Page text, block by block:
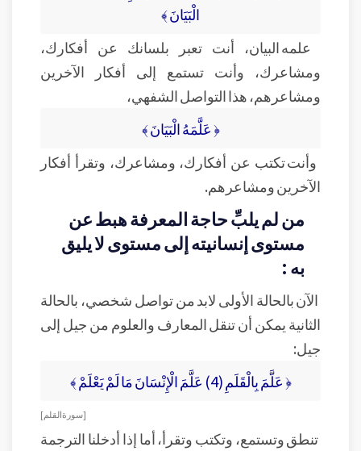
الْبَيَانَ ﴾
علمه البيان، أنت تعبر بلسانك عن أفكارك،
ومشاعرك، وأنت تستمع إلى أفكار الآخرين
ومشاعرهم، هذا التواصل الشفهي،
﴿ عَلَّمَهُ الْبَيَانَ ﴾
وأنت تكتب عن أفكارك، ومشاعرك، وتقرأ أفكار
الآخرين ومشاعرهم.
من لم يلبِّ حاجة المعرفة هبط عن
مستوى إنسانيته إلى مستوى لا يليق
به :
الآن بالحالة الأولى لابد من تواصل شخصي، بالحالة
الثانية يمكن أن تنقل المعارف والعلوم من جيل إلى
جيل:
﴿ عَلَّمَ بِالْقَلَمِ (4) عَلَّمَ الْإِنْسَانَ مَا لَمْ يَعْلَمْ ﴾
[ سورة القلم]
تنطق وتستمع، وتكتب وتقرأ، أما إذا أدخلنا الترجمة